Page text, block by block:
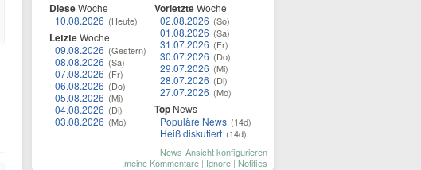
DieseWoche
10.08.2026 (Heute)
LetzteWoche
09.08.2026 (Gestern)
08.08.2026 (Sa)
07.08.2026 (Fr)
06.08.2026 (Do)
05.08.2026 (Mi)
04.08.2026 (Di)
03.08.2026 (Mo)
VorletzteWoche
02.08.2026 (So)
01.08.2026 (Sa)
31.07.2026 (Fr)
30.07.2026 (Do)
29.07.2026 (Mi)
28.07.2026 (Di)
27.07.2026 (Mo)
Top News
Populäre News (14d)
Heiß diskutiert (14d)
News-Ansicht konfigurieren
meine Kommentare | Ignore | Notifies